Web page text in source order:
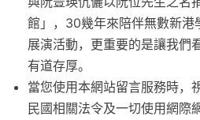
館」，30幾年來陪伴無數新港
展演活動，更重要的是讓我們
有道存厚。
當您使用本網站留言服務時，
民國相關法令及一切使用網際